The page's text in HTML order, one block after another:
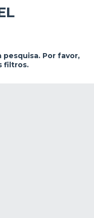
pesquisa. Por favor,
filtros.